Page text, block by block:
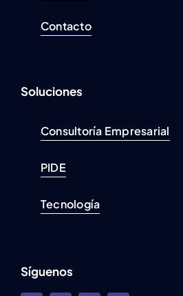
Contacto
Soluciones
Consultoría Empresarial
PIDE
Tecnología
Síguenos